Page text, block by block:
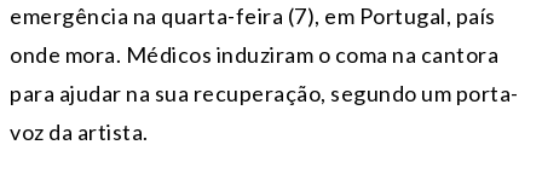
emergência na quarta-feira (7), em Portugal, país
onde mora. Médicos induziram o coma na cantora
para ajudar na sua recuperação, segundo um porta-
voz da artista.